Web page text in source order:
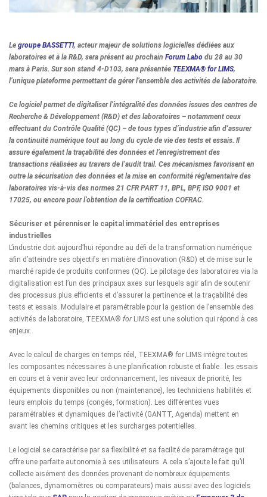
Le groupe BASSETTI, acteur majeur de solutions logicielles dédiées aux
laboratoires et à la R&D, sera présent au prochain Forum Labo du 28 au 30
mars à Paris. Sur son stand 4-D103, sera présentée TEEXMA® for LIMS,
l’unique plateforme permettant de gérer l’ensemble des activités de laboratoire.
Ce logiciel permet de digitaliser l’intégralité des données issues des centres de
Recherche & Développement (R&D) et des laboratoires – notamment ceux
effectuant du Contrôle Qualité (QC) – de tous types d’industrie afin d’assurer
la continuité numérique tout au long du cycle de vie des tests et essais. Il
assure également la traçabilité des données et l’enregistrement des
transactions réalisées au travers de l’audit trail. Ces mécanismes favorisent en
outre la sécurisation des données et la mise en conformité réglementaire des
laboratoires vis-à-vis des normes 21 CFR PART 11, BPL, BPF, ISO 9001 et
17025, ou encore pour l’obtention de la certification COFRAC.
Sécuriser et pérenniser le capital immatériel des entreprises
industrielles
L’industrie doit aujourd’hui répondre au défi de la transformation numérique
afin d’atteindre ses objectifs en matière d’innovation (R&D) et de mise sur le
marché rapide de produits conformes (QC). Le pilotage des laboratoires via la
digitalisation est l’un des principaux axes sur lesquels agir afin de soutenir
des processus plus efficients et d’assurer la pertinence et la traçabilité des
tests et essais. Modulaire et paramétrable pour la gestion de l’ensemble des
activités de laboratoire, TEEXMA® forLIMS est une solution qui répond à ces
enjeux.
Avec le calcul de charges en temps réel, TEEXMA® forLIMS intègre toutes
les composantes nécessaires à une planification robuste et fiable : les essais
en cours et à venir avec leur ordonnancement, les niveaux de priorité, les
équipements disponibles ou non (maintenance), les techniciens habilités et
leurs emplois du temps (congés, formation). Les différentes vues
paramétrables et dynamiques de l’activité (GANTT, Agenda) mettent en
avant les chemins critiques et les surcharges potentielles.
Le logiciel se caractérise par sa flexibilité et sa facilité de paramétrage qui
offre une parfaite autonomie à ses utilisateurs. A cela s’ajoute le fait qu’il
collecte aisément des données provenant de nombreux équipements
(balances, dynamomètres ou comparateurs) mais aussi avec des logiciels